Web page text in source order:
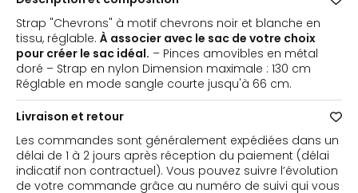
blanc
Strap "Chevrons" à motif chevrons noir et blanche en
tissu, réglable. À associer avec le sac de votre choix
pour créer le sac idéal. – Pinces amovibles en métal
doré – Strap en nylon Dimension maximale : 130 cm
Réglable en mode sangle courte jusqu'à 66 cm.
Livraison et retour
Les commandes sont généralement expédiées dans un
délai de 1 à 2 jours après réception du paiement (délai
indicatif non contractuel). Vous pouvez suivre l’évolution
de votre commande grâce au numéro de suivi qui vous